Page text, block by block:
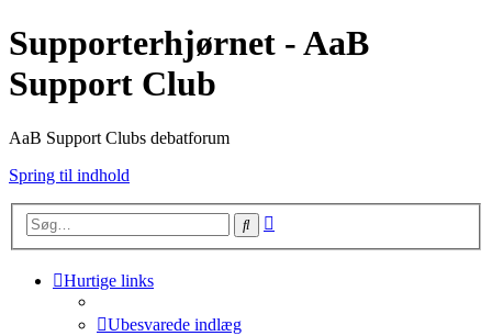
Supporterhjørnet - AaB
Support Club
AaB Support Clubs debatforum
Spring til indhold
Søg
Hurtige links
Ubesvarede indlæg